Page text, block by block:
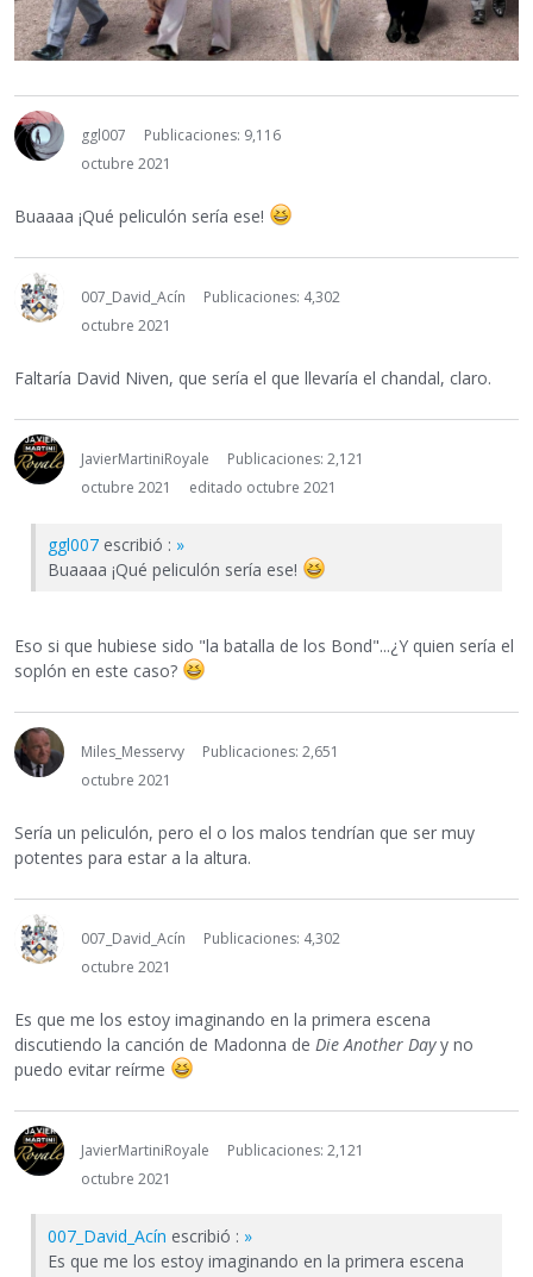
ggl007
Publicaciones: 9,116
octubre 2021
Buaaaa ¡Qué peliculón sería ese!
007_David_Acín
Publicaciones: 4,302
octubre 2021
Faltaría David Niven, que sería el que llevaría el chandal, claro.
JavierMartiniRoyale
Publicaciones: 2,121
octubre 2021
editado octubre 2021
ggl007 escribió : »
Buaaaa ¡Qué peliculón sería ese!
Eso si que hubiese sido "la batalla de los Bond"...¿Y quien sería el
soplón en este caso?
Miles_Messervy
Publicaciones: 2,651
octubre 2021
Sería un peliculón, pero el o los malos tendrían que ser muy
potentes para estar a la altura.
007_David_Acín
Publicaciones: 4,302
octubre 2021
Es que me los estoy imaginando en la primera escena
discutiendo la canción de Madonna de Die Another Dayy no
puedo evitar reírme
JavierMartiniRoyale
Publicaciones: 2,121
octubre 2021
007_David_Acín escribió : »
Es que me los estoy imaginando en la primera escena